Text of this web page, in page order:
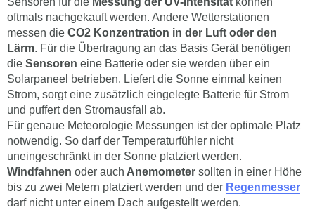
oftmals nachgekauft werden. Andere Wetterstationen
messen die CO2 Konzentration in der Luft oder den
Lärm. Für die Übertragung an das Basis Gerät benötigen
die Sensoren eine Batterie oder sie werden über ein
Solarpaneel betrieben. Liefert die Sonne einmal keinen
Strom, sorgt eine zusätzlich eingelegte Batterie für Strom
und puffert den Stromausfall ab.
Für genaue Meteorologie Messungen ist der optimale Platz
notwendig. So darf der Temperaturfühler nicht
uneingeschränkt in der Sonne platziert werden.
Windfahnen oder auch Anemometer sollten in einer Höhe
bis zu zwei Metern platziert werden und der Regenmesser
darf nicht unter einem Dach aufgestellt werden.